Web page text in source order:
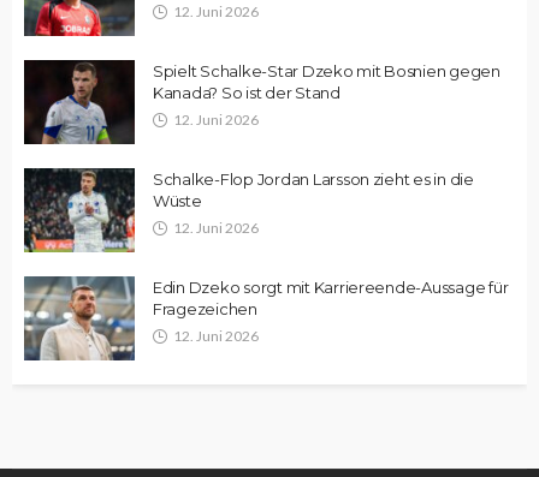
12. Juni 2026
Spielt Schalke-Star Dzeko mit Bosnien gegen
Kanada? So ist der Stand
12. Juni 2026
Schalke-Flop Jordan Larsson zieht es in die
Wüste
12. Juni 2026
Edin Dzeko sorgt mit Karriereende-Aussage für
Fragezeichen
12. Juni 2026